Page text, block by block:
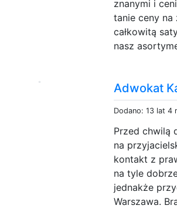
znanymi i
tanie ceny na
całkowitą
nasz
Adwokat
Dodano: 13 lat 4
Przed chwilą
na
kontakt z
na tyle
jednakże
Warszawa.